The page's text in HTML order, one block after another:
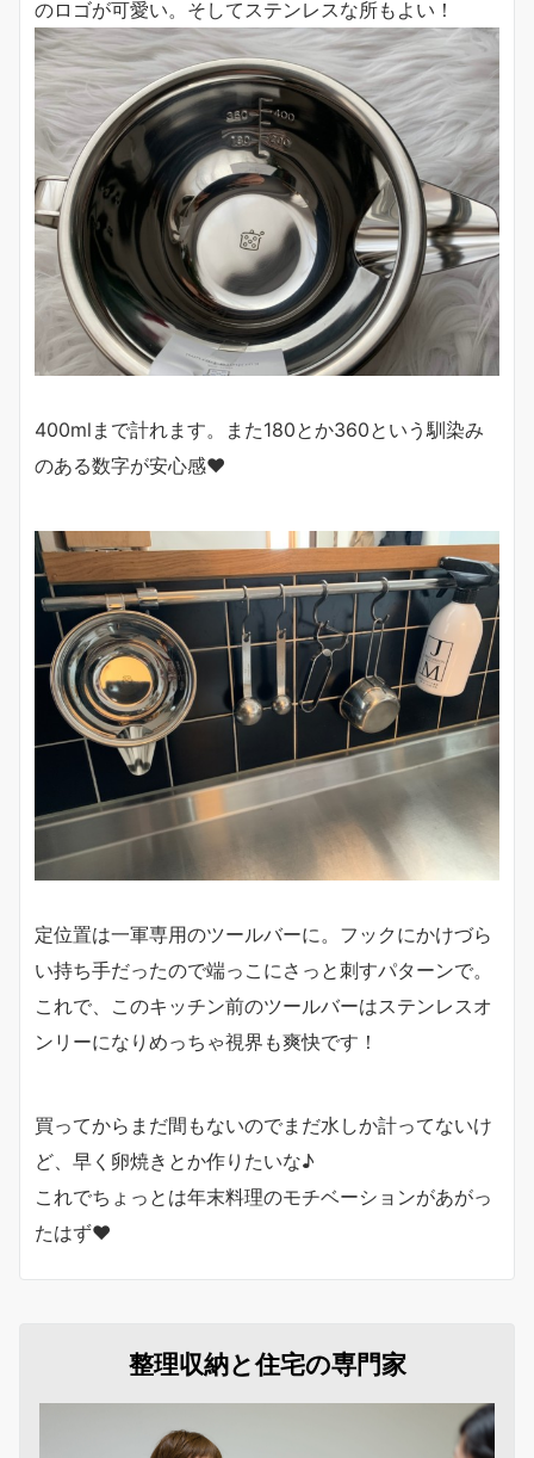
のロゴが可愛い。そしてステンレスな所もよい！
400mlまで計れます。また180とか360という馴染み
のある数字が安心感♥
定位置は一軍専用のツールバーに。フックにかけづら
い持ち手だったので端っこにさっと刺すパターンで。
これで、このキッチン前のツールバーはステンレスオ
ンリーになりめっちゃ視界も爽快です！
買ってからまだ間もないのでまだ水しか計ってないけ
ど、早く卵焼きとか作りたいな♪
これでちょっとは年末料理のモチベーションがあがっ
たはず♥
整理収納と住宅の専門家